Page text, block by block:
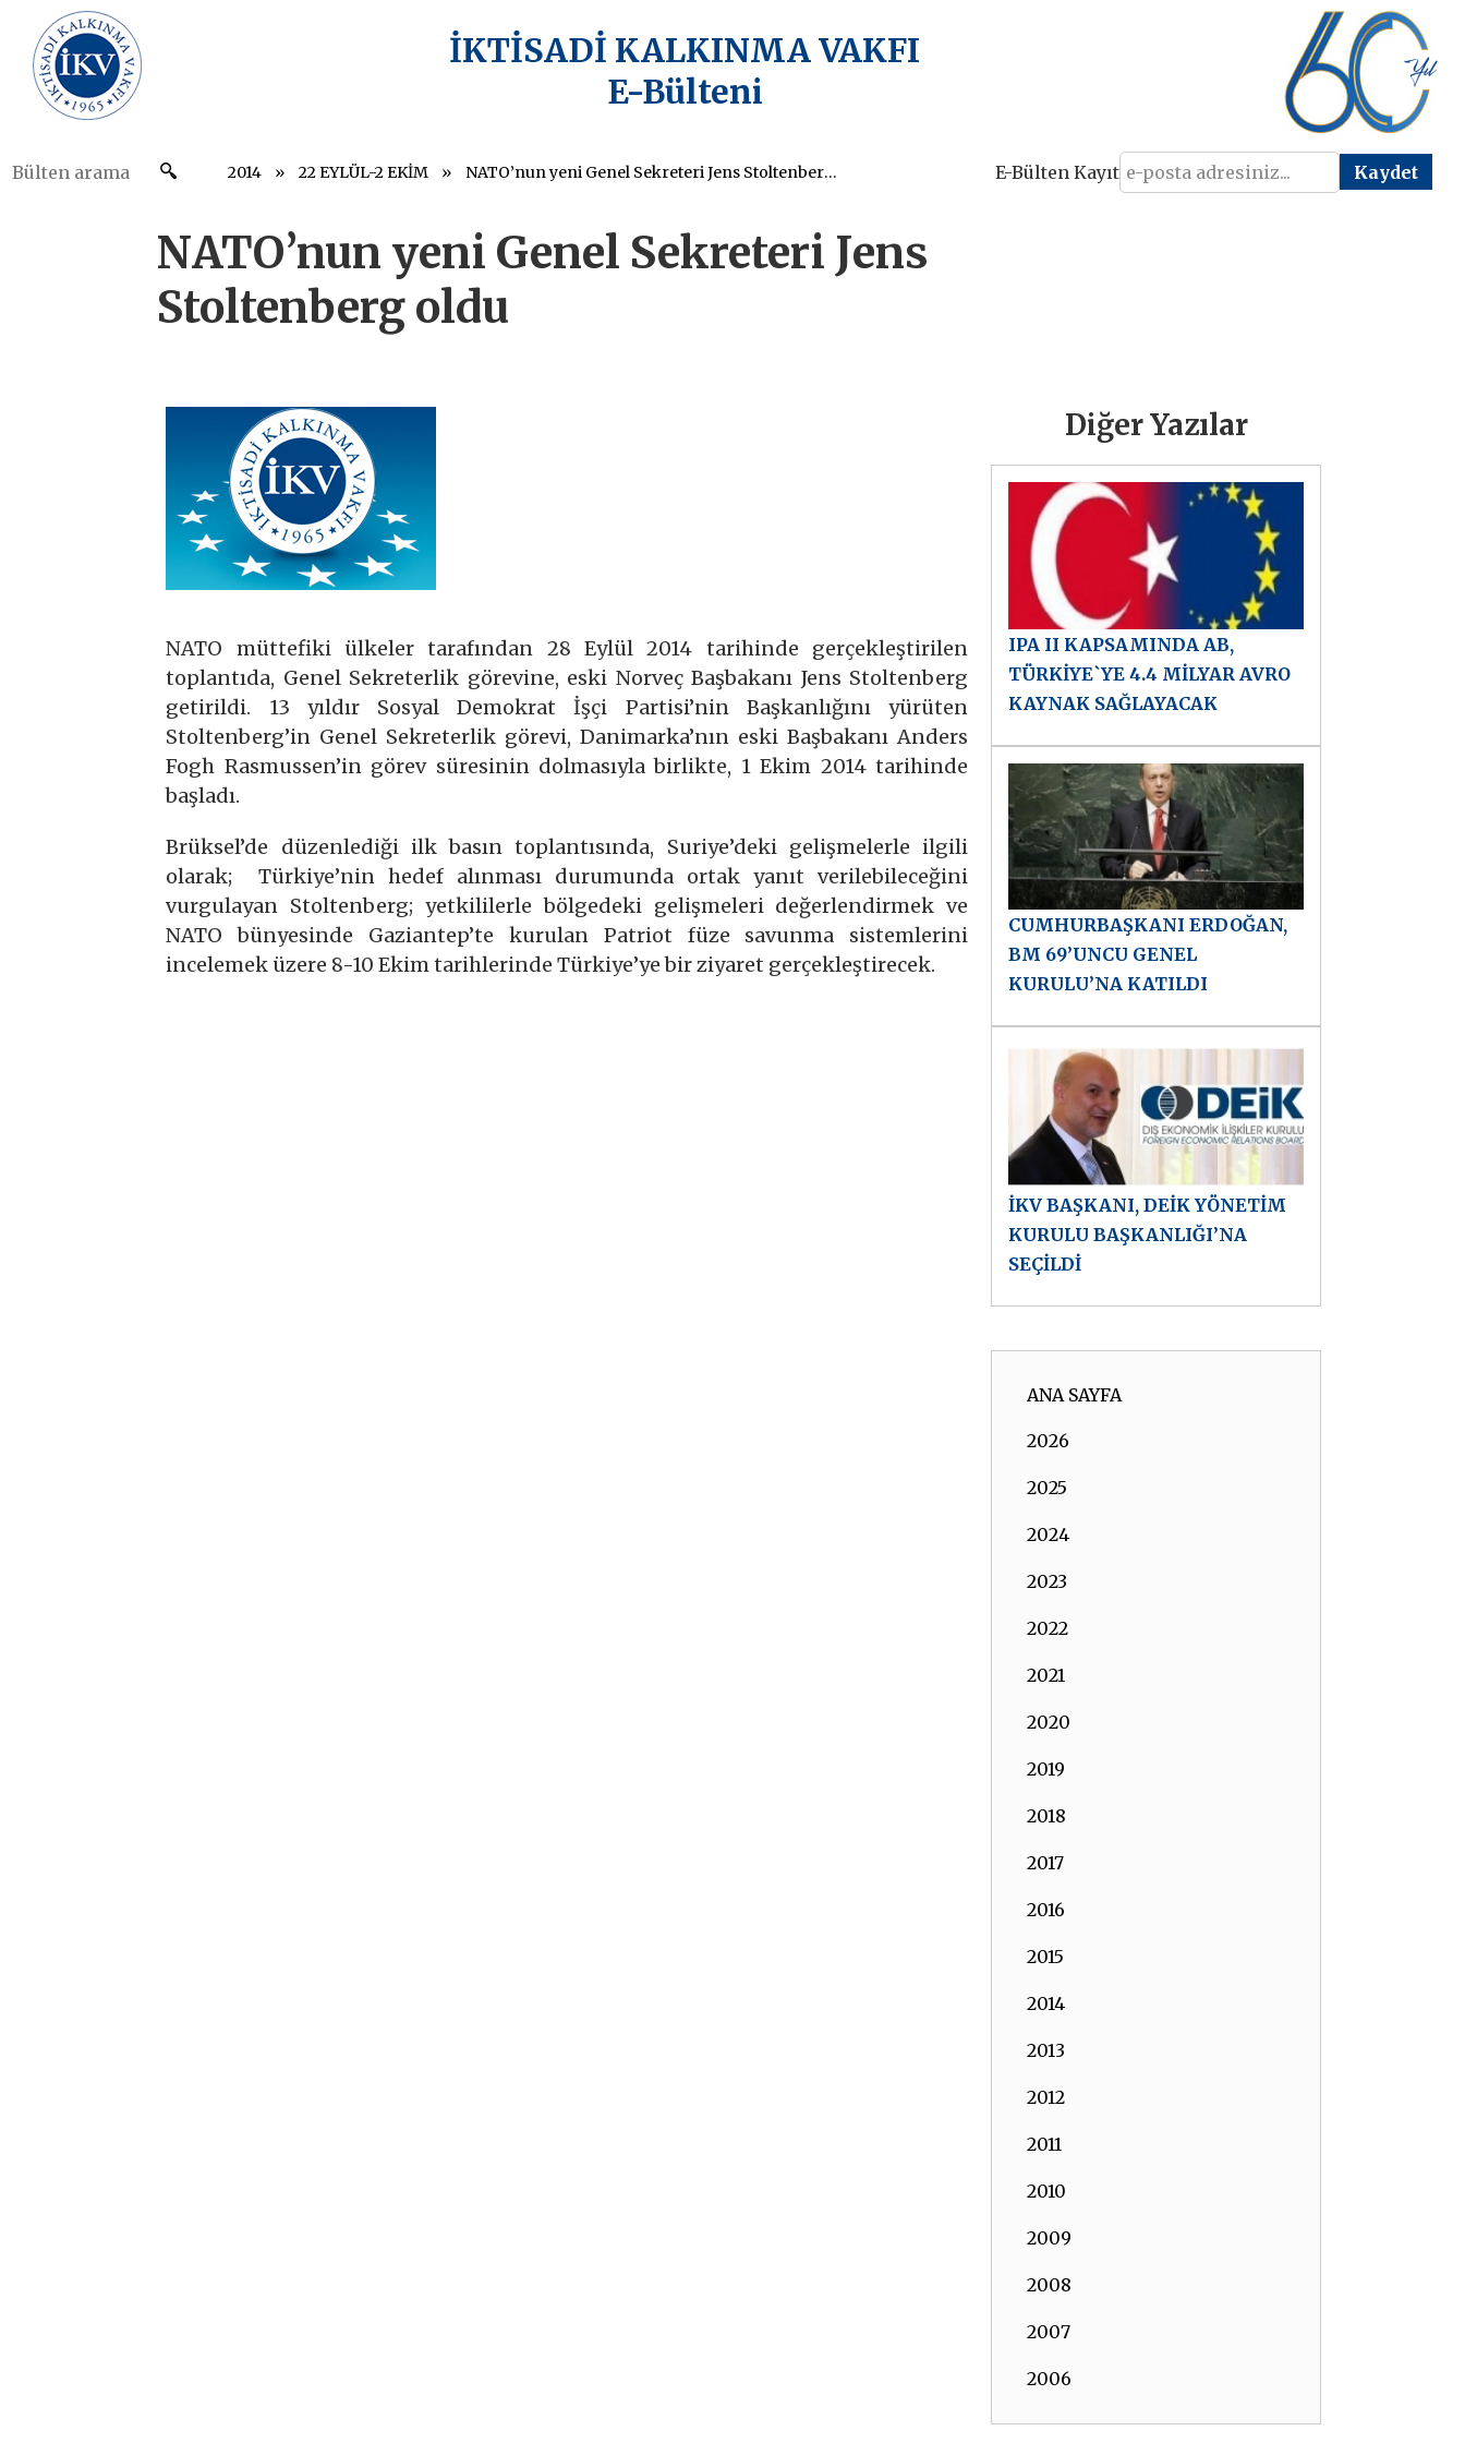
İKTİSADİ KALKINMA VAKFI
E-Bülteni
2014 22 EYLÜL-2 EKİM NATO’nun yeni Genel Sekreteri Jens Stoltenberg oldu E-Bülten Kayıt
NATO’nun yeni Genel Sekreteri Jens
Stoltenberg oldu
NATO müttefiki ülkeler tarafından 28 Eylül 2014 tarihinde gerçekleştirilen
toplantıda, Genel Sekreterlik görevine, eski Norveç Başbakanı Jens Stoltenberg
getirildi. 13 yıldır Sosyal Demokrat İşçi Partisi’nin Başkanlığını yürüten
Stoltenberg’in Genel Sekreterlik görevi, Danimarka’nın eski Başbakanı Anders
Fogh Rasmussen’in görev süresinin dolmasıyla birlikte, 1 Ekim 2014 tarihinde
başladı.
Brüksel’de düzenlediği ilk basın toplantısında, Suriye’deki gelişmelerle ilgili
olarak; Türkiye’nin hedef alınması durumunda ortak yanıt verilebileceğini
vurgulayan Stoltenberg; yetkililerle bölgedeki gelişmeleri değerlendirmek ve
NATO bünyesinde Gaziantep’te kurulan Patriot füze savunma sistemlerini
incelemek üzere 8-10 Ekim tarihlerinde Türkiye’ye bir ziyaret gerçekleştirecek.
Diğer Yazılar
IPA II KAPSAMINDA AB,
TÜRKİYE`YE 4.4 MİLYAR AVRO
KAYNAK SAĞLAYACAK
CUMHURBAŞKANI ERDOĞAN,
BM 69’UNCU GENEL
KURULU’NA KATILDI
İKV BAŞKANI, DEİK YÖNETİM
KURULU BAŞKANLIĞI’NA
SEÇİLDİ
ANA SAYFA
2026
2025
2024
2023
2022
2021
2020
2019
2018
2017
2016
2015
2014
2013
2012
2011
2010
2009
2008
2007
2006